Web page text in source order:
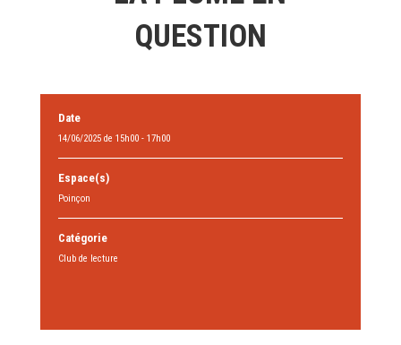
QUESTION
Date
14/06/2025 de 15h00 - 17h00
Espace(s)
Poinçon
Catégorie
Club de lecture